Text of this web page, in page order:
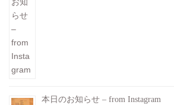
本日のお知らせ – from Instagram